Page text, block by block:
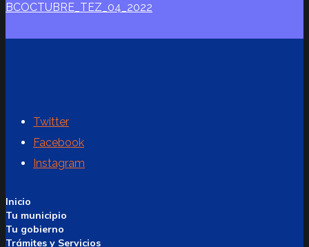
BCOCTUBRE_TEZ_04_2022
Twitter
Facebook
Instagram
Inicio
Tu municipio
Tu gobierno
Trámites y Servicios